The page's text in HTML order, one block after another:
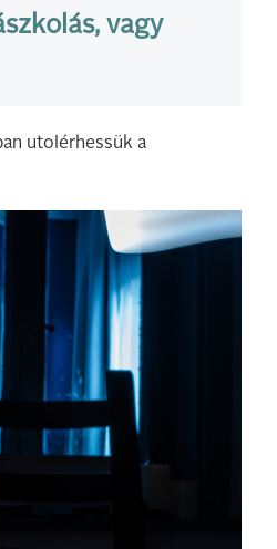
vagy
utolérhessük a